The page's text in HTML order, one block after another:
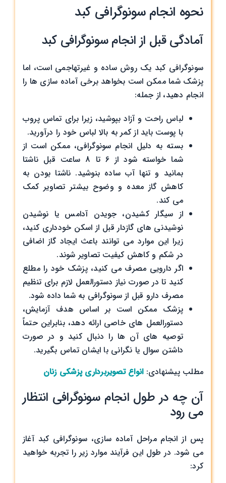
نحوه انجام سونوگرافی کبد
آمادگی قبل از انجام سونوگرافی کبد
سونوگرافی کبد یک روش ساده و غیرتهاجمی است، اما
پزشک شما ممکن است بخواهد برخی آماده سازی ها را
انجام دهید، از جمله:
لباس راحت و آزاد بپوشید، زیرا برای تماس پروب
با پوست باید از کمر به بالا لباس خود را درآورید.
بسته به دلیل انجام سونوگرافی، ممکن است از
شما خواسته شود از 6 تا 8 ساعت قبل ناشتا
بمانید و تنها آب ساده بنوشید. ناشتا بودن به
کاهش گاز معده و وضوح بیشتر تصاویر کمک
می کند.
از سیگار کشیدن، جویدن آدامس یا نوشیدن
نوشیدنی های گازدار قبل از اسکن خودداری کنید،
زیرا این موارد می توانند باعث ایجاد گاز اضافی
در شکم و کاهش کیفیت تصاویر شوند.
اگر دارویی مصرف می کنید، پزشک خود را مطلع
کنید تا در صورت نیاز دستورالعمل لازم برای تنظیم
مصرف دارو قبل از سونوگرافی به شما داده شود.
پزشک ممکن است بر اساس هدف آزمایش،
دستورالعمل های خاصی ارائه دهد، بنابراین حتماً
توصیه های آن ها را دنبال کنید و در صورت
داشتن سوال یا نگرانی با ایشان تماس بگیرید.
مطلب پیشنهادی:انواع تصویربرداری پزشکی زنان
آن چه در طول انجام سونوگرافی انتظار
می ‌رود
پس از انجام مراحل آماده سازی، سونوگرافی کبد آغاز
می شود. در طول این فرآیند موارد زیر را تجربه خواهید
کرد: